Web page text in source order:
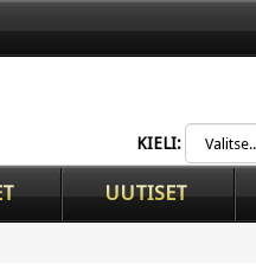
KIELI:
UUTISET